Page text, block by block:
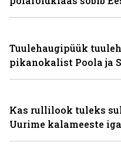
Tuulehaugipüük
pikanokalist Poola ja
Kas rullilook tuleks
Uurime kalameeste